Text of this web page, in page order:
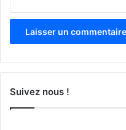
Suivez nous !